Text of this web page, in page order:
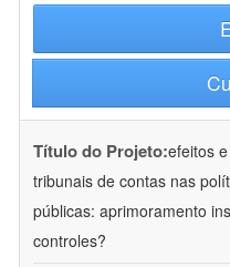
Título do Projeto:efeitos
tribunais de contas nas
públicas: aprimoramento
controles?